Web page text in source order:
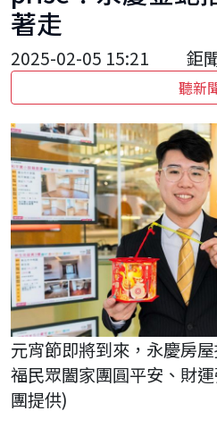
著走
2025-02-05 15:21 鉅聞
聽新
元宵節即將到來，永慶房
福民眾闔家團圓平安、財
團提供)